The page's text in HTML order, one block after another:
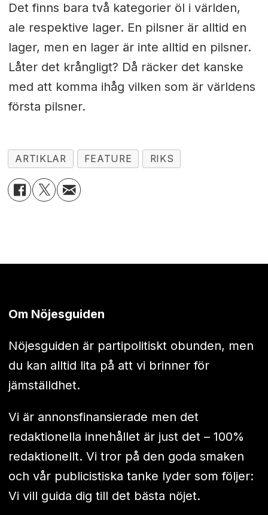
Det finns bara två kategorier öl i världen,
ale respektive lager. En pilsner är alltid en
lager, men en lager är inte alltid en pilsner.
Låter det krångligt? Då räcker det kanske
med att komma ihåg vilken som är världens
första pilsner.
ARTIKLAR FEATURE RIKS
Om Nöjesguiden
Nöjesguiden är partipolitiskt obunden, men
du kan alltid lita på att vi brinner för
jämställdhet.
Vi är annonsfinansierade men det
redaktionella innehållet är just det – 100%
redaktionellt. Vi tror på den goda smaken
och vår publicistiska tanke lyder som följer:
Vi vill guida dig till det bästa nöjet.